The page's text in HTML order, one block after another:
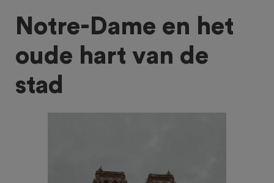
Notre-Dame en het
oude hart van de
stad